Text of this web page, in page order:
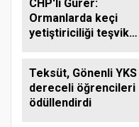
CHP'li Gürer:
Ormanlarda keçi
yetiştiriciliği teşvik
Teksüt, Gönenli YKS
dereceli öğrencileri
ödüllendirdi